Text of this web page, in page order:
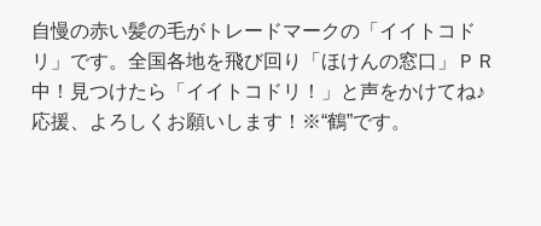
自慢の赤い髪の毛がトレードマークの「イイトコド
リ」です。全国各地を飛び回り「ほけんの窓口」ＰＲ
中！見つけたら「イイトコドリ！」と声をかけてね♪
応援、よろしくお願いします！※“鶴”です。